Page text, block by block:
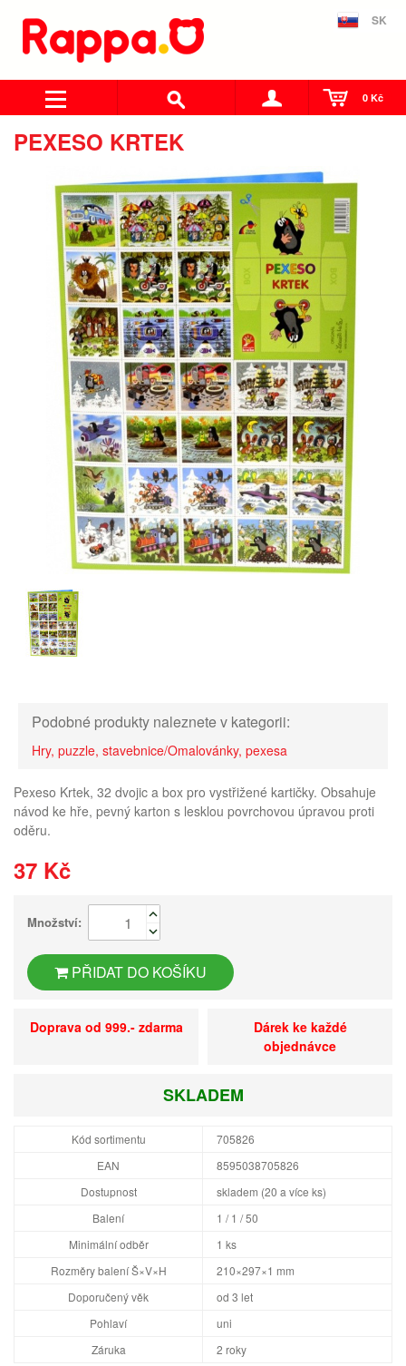
SK
0 Kč
PEXESO KRTEK
Podobné produkty naleznete v kategorii:
Hry, puzzle, stavebnice/Omalovánky, pexesa
Pexeso Krtek, 32 dvojic a box pro vystřižené kartičky. Obsahuje
návod ke hře, pevný karton s lesklou povrchovou úpravou proti
oděru.
37 Kč
Množství:
PŘIDAT DO KOŠÍKU
Doprava od 999.- zdarma
Dárek ke každé
objednávce
SKLADEM
Kód sortimentu
705826
EAN
8595038705826
Dostupnost
skladem (20 a více ks)
Balení
1 / 1 / 50
Minimální odběr
1 ks
Rozměry balení Š×V×H
210×297×1 mm
Doporučený věk
od 3 let
Pohlaví
uni
Záruka
2 roky